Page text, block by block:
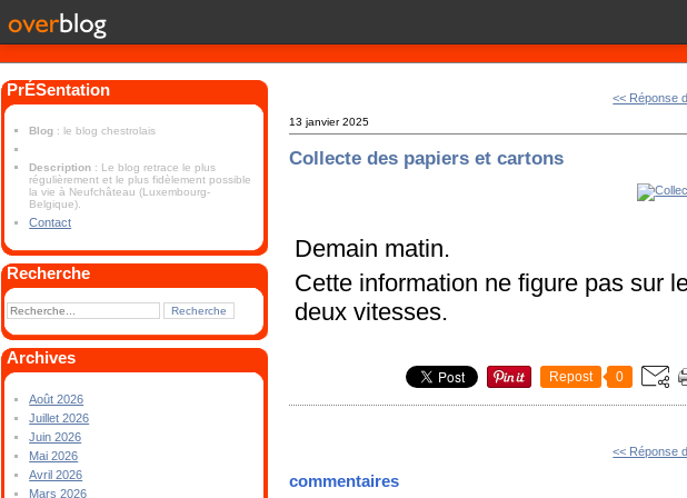
PrÉSentation
Blog : le blog chestrolais
Description : Le blog retrace le plus
régulièrement et le plus fidèlement possible
la vie à Neufchâteau (Luxembourg-
Belgique).
Contact
Recherche
Archives
Août 2026
Juillet 2026
Juin 2026
Mai 2026
Avril 2026
Mars 2026
<< Réponse
13 janvier 2025
Collecte des papiers et cartons
Demain matin.
Cette information ne figure pas sur
deux vitesses.
Repost 0
<< Réponse
commentaires